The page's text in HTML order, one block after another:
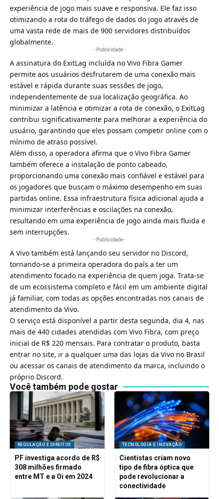
experiência de jogo mais suave e responsiva. Ele faz isso
otimizando a rota do tráfego de dados do jogo através de
uma vasta rede de mais de 900 servidores distribuídos
globalmente.
- Publicidade -
A assinatura do ExitLag incluída no Vivo Fibra Gamer
permite aos usuários desfrutarem de uma conexão mais
estável e rápida durante suas sessões de jogo,
independentemente de sua localização geográfica. Ao
minimizar a latência e otimizar a rota de conexão, o ExitLag
contribui significativamente para melhorar a experiência do
usuário, garantindo que eles possam competir online com o
mínimo de atraso possível.
Além disso, a operadora afirma que o Vivo Fibra Gamer
também oferece a instalação de ponto cabeado,
proporcionando uma conexão mais confiável e estável para
os jogadores que buscam o máximo desempenho em suas
partidas online. Essa infraestrutura física adicional ajuda a
minimizar interferências e oscilações na conexão,
resultando em uma experiência de jogo ainda mais fluida e
sem interrupções.
- Publicidade -
A Vivo também está lançando seu servidor no Discord,
tornando-se a primeira operadora do país a ter um
atendimento focado na experiência de quem joga. Trata-se
de um ecossistema completo e fácil em um ambiente digital
já familiar, com todas as opções encontradas nos canais de
atendimento da Vivo.
O serviço está disponível a partir desta segunda, dia 4, nas
mais de 440 cidades atendidas com Vivo Fibra, com preço
inicial de R$ 220 mensais. Para contratar o produto, basta
entrar no site, ir a qualquer uma das lojas da Vivo no Brasil
ou acessar os canais de atendimento da marca, incluindo o
próprio Discord.
Você também pode gostar
REGULAÇÃO E DIREITOS
PF investiga acordo de R$
308 milhões firmado
entre MT e a Oi em 2024
TECNOLOGIA E INOVAÇÃO
Cientistas criam novo
tipo de fibra óptica que
pode revolucionar a
conectividade